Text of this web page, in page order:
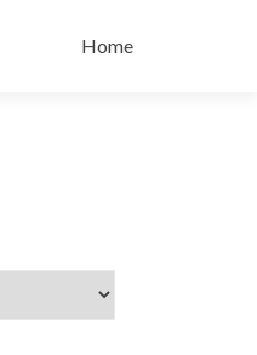
to
Home